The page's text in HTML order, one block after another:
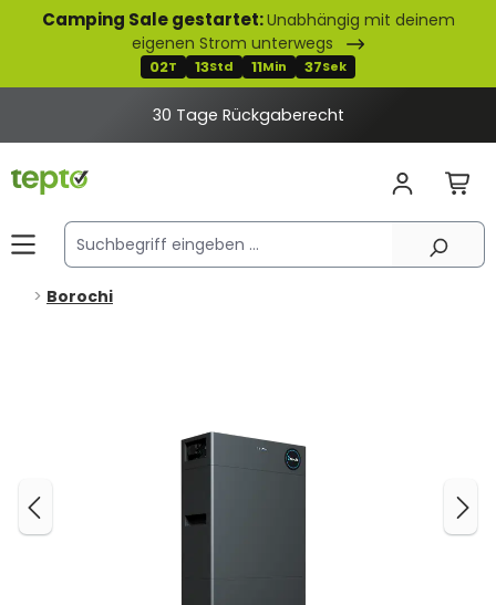
springen
Camping Sale gestartet:Unabhängig mit deinem
eigenen Strom unterwegs
02T 13Std 11Min 37Sek
30 Tage Rückgaberecht
Borochi